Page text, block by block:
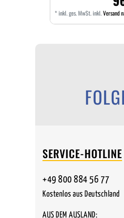
*inkl. ges. MwSt.inkl.Versand
SERVICE-HOTLINE
+49 800 884 56 77
Kostenlos aus Deutschland
AUS DEM AUSLAND: